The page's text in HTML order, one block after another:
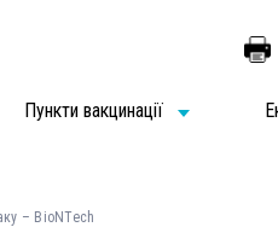
Пункти вакцинації
– BioNTech